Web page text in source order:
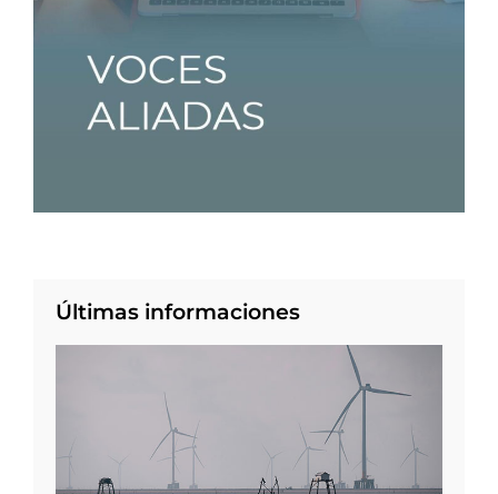
Últimas informaciones